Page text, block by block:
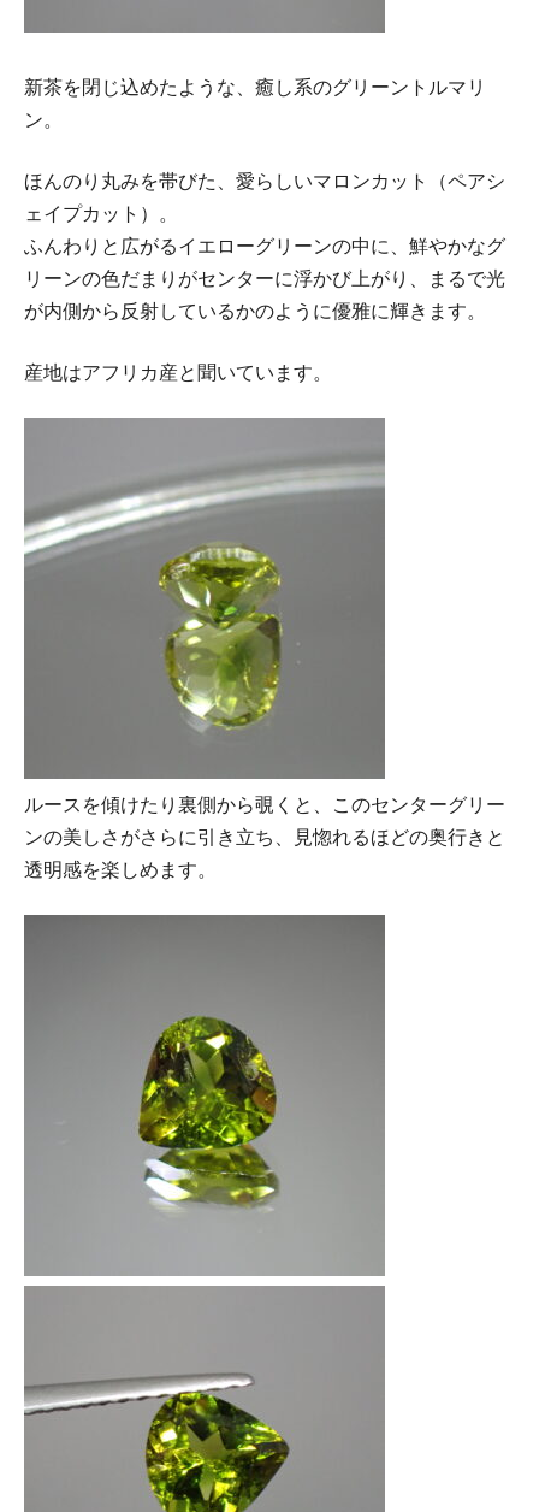
新茶を閉じ込めたような、癒し系のグリーントルマリ
ン。
ほんのり丸みを帯びた、愛らしいマロンカット（ペアシ
ェイプカット）。
ふんわりと広がるイエローグリーンの中に、鮮やかなグ
リーンの色だまりがセンターに浮かび上がり、まるで光
が内側から反射しているかのように優雅に輝きます。
産地はアフリカ産と聞いています。
ルースを傾けたり裏側から覗くと、このセンターグリー
ンの美しさがさらに引き立ち、見惚れるほどの奥行きと
透明感を楽しめます。